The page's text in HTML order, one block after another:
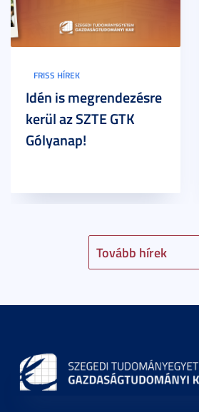
Tovább hírek
FRISS HÍREK
Idén is megrendezésre
kerül az SZTE GTK
Gólyanap!